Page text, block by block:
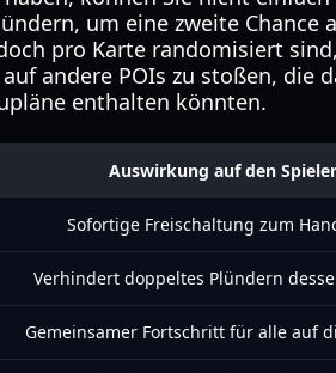
um eine zweite Chance
pro Karte randomisiert sind,
andere POIs zu stoßen, die
enthalten könnten.
Auswirkung auf den Spieler
Sofortige Freischaltung zum
Verhindert doppeltes Plündern
Gemeinsamer Fortschritt für alle auf